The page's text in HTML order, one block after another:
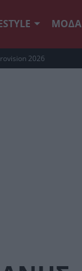
ΜΟΔΑ
2026